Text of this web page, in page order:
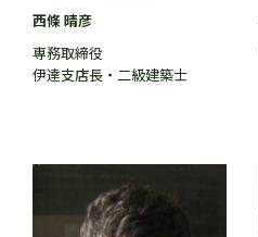
西條 晴彦
専務取締役
伊達支店長・二級建築士